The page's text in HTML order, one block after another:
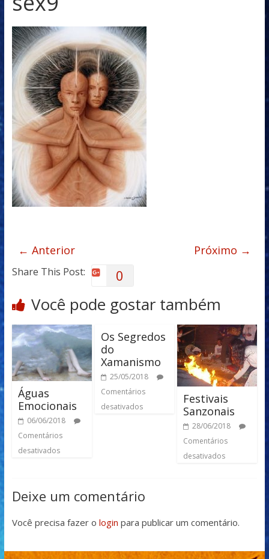
← Anterior Próximo →
Share This Post: 0
Você pode gostar também
Águas
Emocionais
06/06/2018
Comentários
desativados
Os Segredos
do
Xamanismo
25/05/2018
Comentários
desativados
Festivais
Sanzonais
28/06/2018
Comentários
desativados
Deixe um comentário
Você precisa fazer o login para publicar um comentário.